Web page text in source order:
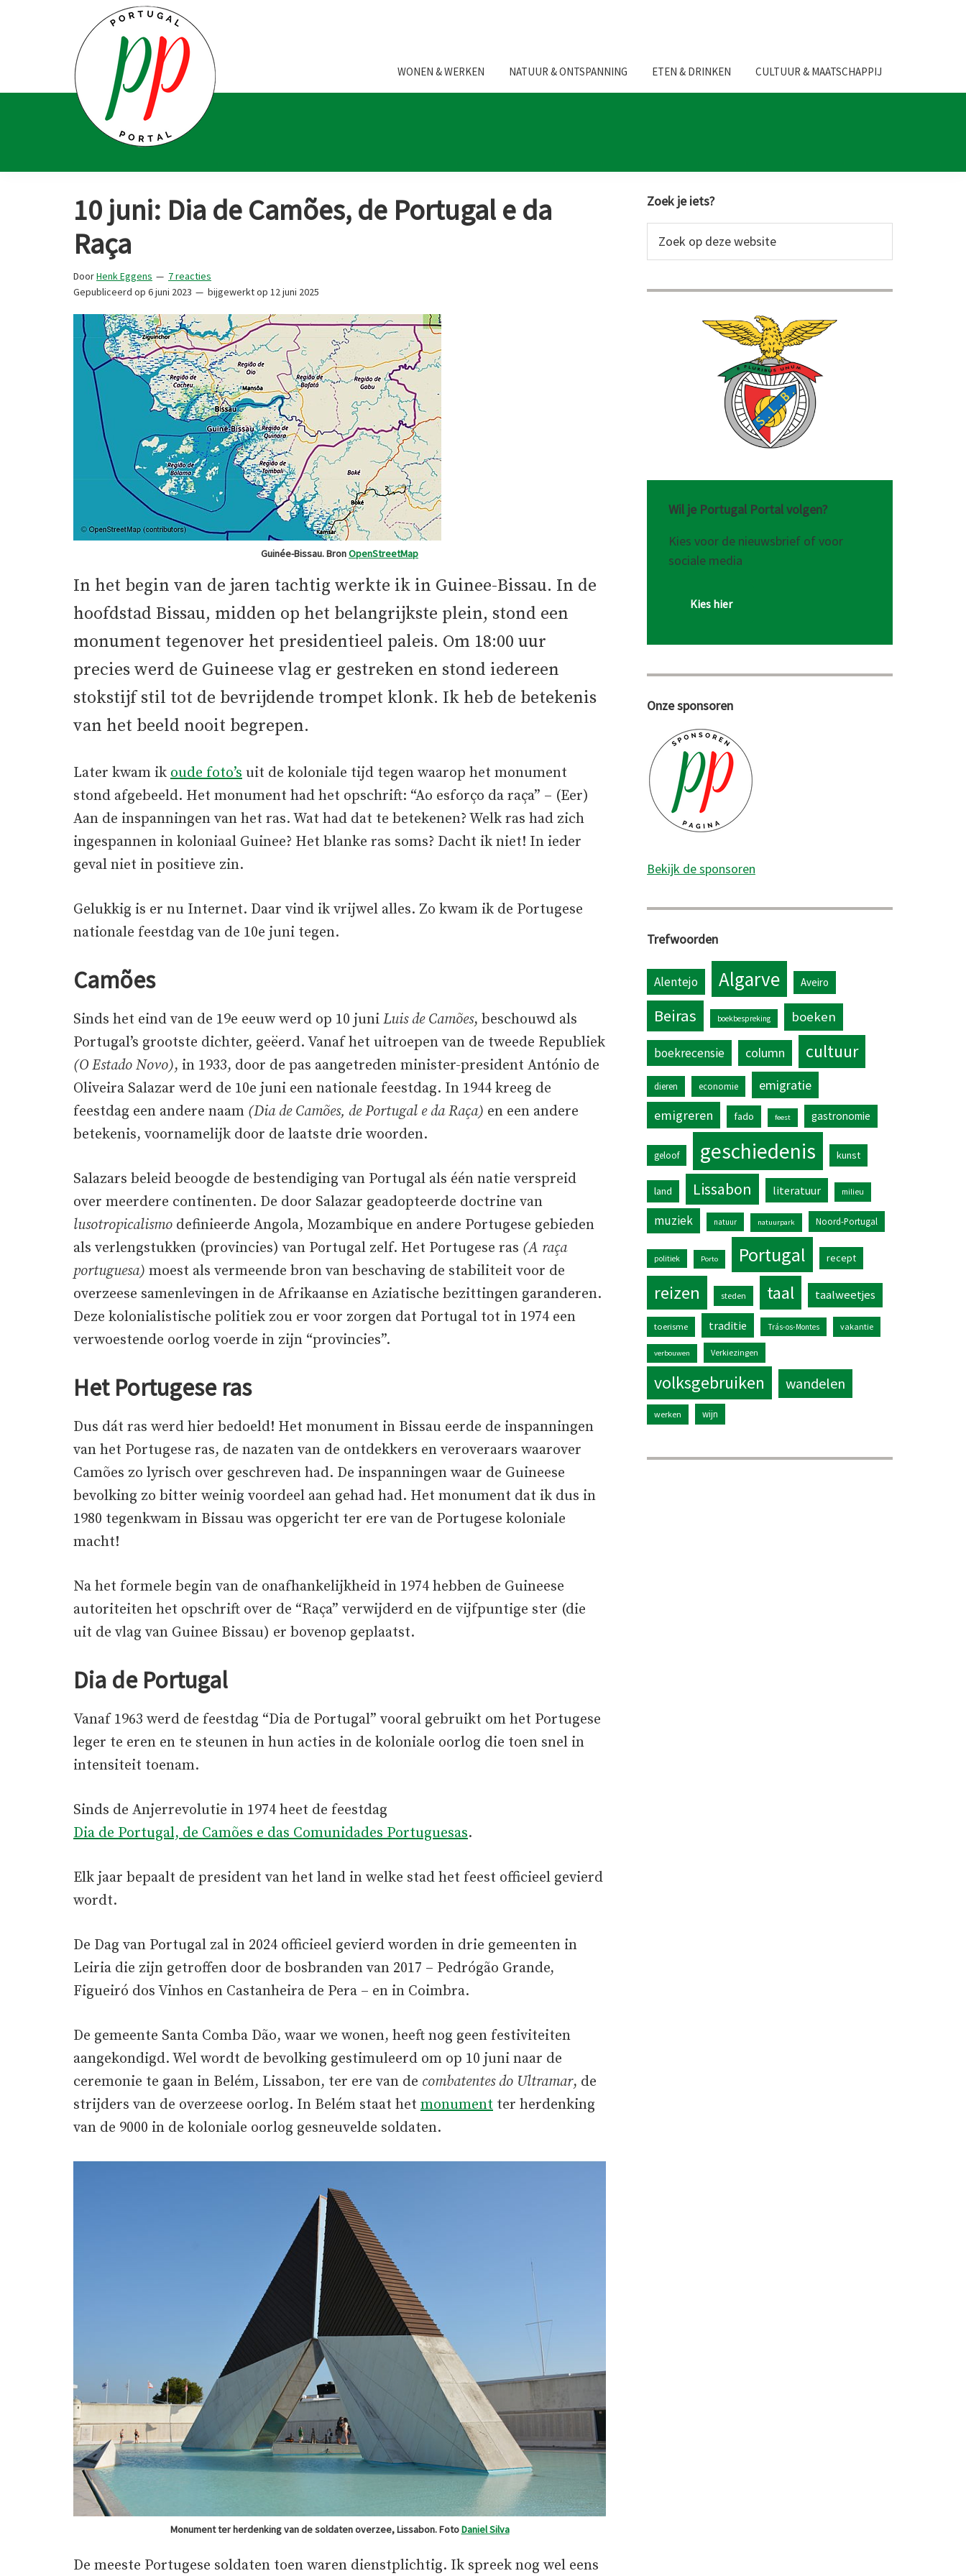
hoofdnavigatie
Portal
en
fanaten
WONEN & WERKEN NATUUR & ONTSPANNING ETEN & DRINKEN CULTUUR & MAATSCHAPPIJ
10 juni: Dia de Camões, de Portugal e da
Raça
DoorHenk Eggens
7 reacties
Gepubliceerd op 6 juni 2023 bijgewerkt op 12 juni 2025
Guinée-Bissau. BronOpenStreetMap
In het begin van de jaren tachtig werkte ik in Guinee-Bissau. In de
hoofdstad Bissau, midden op het belangrijkste plein, stond een
monument tegenover het presidentieel paleis. Om 18:00 uur
precies werd de Guineese vlag er gestreken en stond iedereen
stokstijf stil tot de bevrijdende trompet klonk. Ik heb de betekenis
van het beeld nooit begrepen.
Later kwam ik oude foto’s uit de koloniale tijd tegen waarop het monument
stond afgebeeld. Het monument had het opschrift: “Ao esforço da raça” – (Eer)
Aan de inspanningen van het ras. Wat had dat te betekenen? Welk ras had zich
ingespannen in koloniaal Guinee? Het blanke ras soms? Dacht ik niet! In ieder
geval niet in positieve zin.
Gelukkig is er nu Internet. Daar vind ik vrijwel alles. Zo kwam ik de Portugese
nationale feestdag van de 10e juni tegen.
Camões
Sinds het eind van de 19e eeuw werd op 10 juni Luis de Camões, beschouwd als
Portugal’s grootste dichter, geëerd. Vanaf het uitroepen van de tweede Republiek
(O Estado Novo), in 1933, door de pas aangetreden minister-president António de
Oliveira Salazar werd de 10e juni een nationale feestdag. In 1944 kreeg de
feestdag een andere naam (Dia de Camões, de Portugal e da Raça) en een andere
betekenis, voornamelijk door de laatste drie woorden.
Salazars beleid beoogde de bestendiging van Portugal als één natie verspreid
over meerdere continenten. De door Salazar geadopteerde doctrine van
lusotropicalismo definieerde Angola, Mozambique en andere Portugese gebieden
als verlengstukken (provincies) van Portugal zelf. Het Portugese ras (A raça
portuguesa) moest als vermeende bron van beschaving de stabiliteit voor de
overzeese samenlevingen in de Afrikaanse en Aziatische bezittingen garanderen.
Deze kolonialistische politiek zou er voor zorgen dat Portugal tot in 1974 een
verwoestende oorlog voerde in zijn “provincies”.
Het Portugese ras
Dus dát ras werd hier bedoeld! Het monument in Bissau eerde de inspanningen
van het Portugese ras, de nazaten van de ontdekkers en veroveraars waarover
Camões zo lyrisch over geschreven had. De inspanningen waar de Guineese
bevolking zo bitter weinig voordeel aan gehad had. Het monument dat ik dus in
1980 tegenkwam in Bissau was opgericht ter ere van de Portugese koloniale
macht!
Na het formele begin van de onafhankelijkheid in 1974 hebben de Guineese
autoriteiten het opschrift over de “Raça” verwijderd en de vijfpuntige ster (die
uit de vlag van Guinee Bissau) er bovenop geplaatst.
Dia de Portugal
Vanaf 1963 werd de feestdag “Dia de Portugal” vooral gebruikt om het Portugese
leger te eren en te steunen in hun acties in de koloniale oorlog die toen snel in
intensiteit toenam.
Sinds de Anjerrevolutie in 1974 heet de feestdag
Dia de Portugal, de Camões e das Comunidades Portuguesas.
Elk jaar bepaalt de president van het land in welke stad het feest officieel gevierd
wordt.
De Dag van Portugal zal in 2024 officieel gevierd worden in drie gemeenten in
Leiria die zijn getroffen door de bosbranden van 2017 – Pedrógão Grande,
Figueiró dos Vinhos en Castanheira de Pera – en in Coimbra.
De gemeente Santa Comba Dão, waar we wonen, heeft nog geen festiviteiten
aangekondigd. Wel wordt de bevolking gestimuleerd om op 10 juni naar de
ceremonie te gaan in Belém, Lissabon, ter ere van de combatentes do Ultramar, de
strijders van de overzeese oorlog. In Belém staat het monument ter herdenking
van de 9000 in de koloniale oorlog gesneuvelde soldaten.
Monument ter herdenking van de soldaten overzee, Lissabon. FotoDaniel Silva
De meeste Portugese soldaten toen waren dienstplichtig. Ik spreek nog wel eens
Primaire
Sidebar
Zoek je iets?
op
website
Wil je Portugal Portal volgen?
Kies voor de nieuwsbrief of voor
sociale media
Kies hier
Onze sponsoren
Bekijk de sponsoren
Trefwoorden
Alentejo Algarve Aveiro
Beiras boekbespreking boeken
boekrecensie column cultuur
dieren economie
emigratie
emigreren
fado feest gastronomie
geloof geschiedenis kunst
land Lissabon literatuur milieu
muziek natuur natuurpark Noord-Portugal
politiek Porto Portugal recept
reizen steden taal taalweetjes
toerisme traditie Trás-os-Montes vakantie
verbouwen Verkiezingen
volksgebruiken wandelen
werken wijn